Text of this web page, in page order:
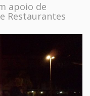
apoio de
Restaurantes